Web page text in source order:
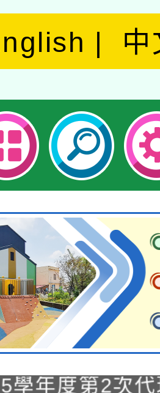
中
學年度第1次
考甄選結果公
學年度第2次